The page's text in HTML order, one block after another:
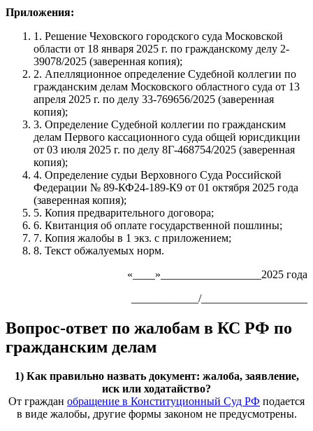
Приложения:
1. Решение Чеховского городского суда Московской
области от 18 января 2025 г. по гражданскому делу 2-
39078/2025 (заверенная копия);
2. Апелляционное определение Судебной коллегии по
гражданским делам Московского областного суда от 13
апреля 2025 г. по делу 33-769656/2025 (заверенная
копия);
3. Определение Судебной коллегии по гражданским
делам Первого кассационного суда общей юрисдикции
от 03 июля 2025 г. по делу 8Г-468754/2025 (заверенная
копия);
4. Определение судьи Верховного Суда Российской
Федерации № 89-КФ24-189-К9 от 01 октября 2025 года
(заверенная копия);
5. Копия предварительного договора;
6. Квитанция об оплате государственной пошлины;
7. Копия жалобы в 1 экз. с приложением;
8. Текст обжалуемых норм.
«____»__________________2025 года
____________/___________________
Вопрос-ответ по жалобам в КС РФ по
гражданским делам
1) Как правильно назвать документ: жалоба, заявление,
иск или ходатайство?
От граждан обращение в Конституционный Суд РФ подается
в виде жалобы, другие формы законом не предусмотрены.